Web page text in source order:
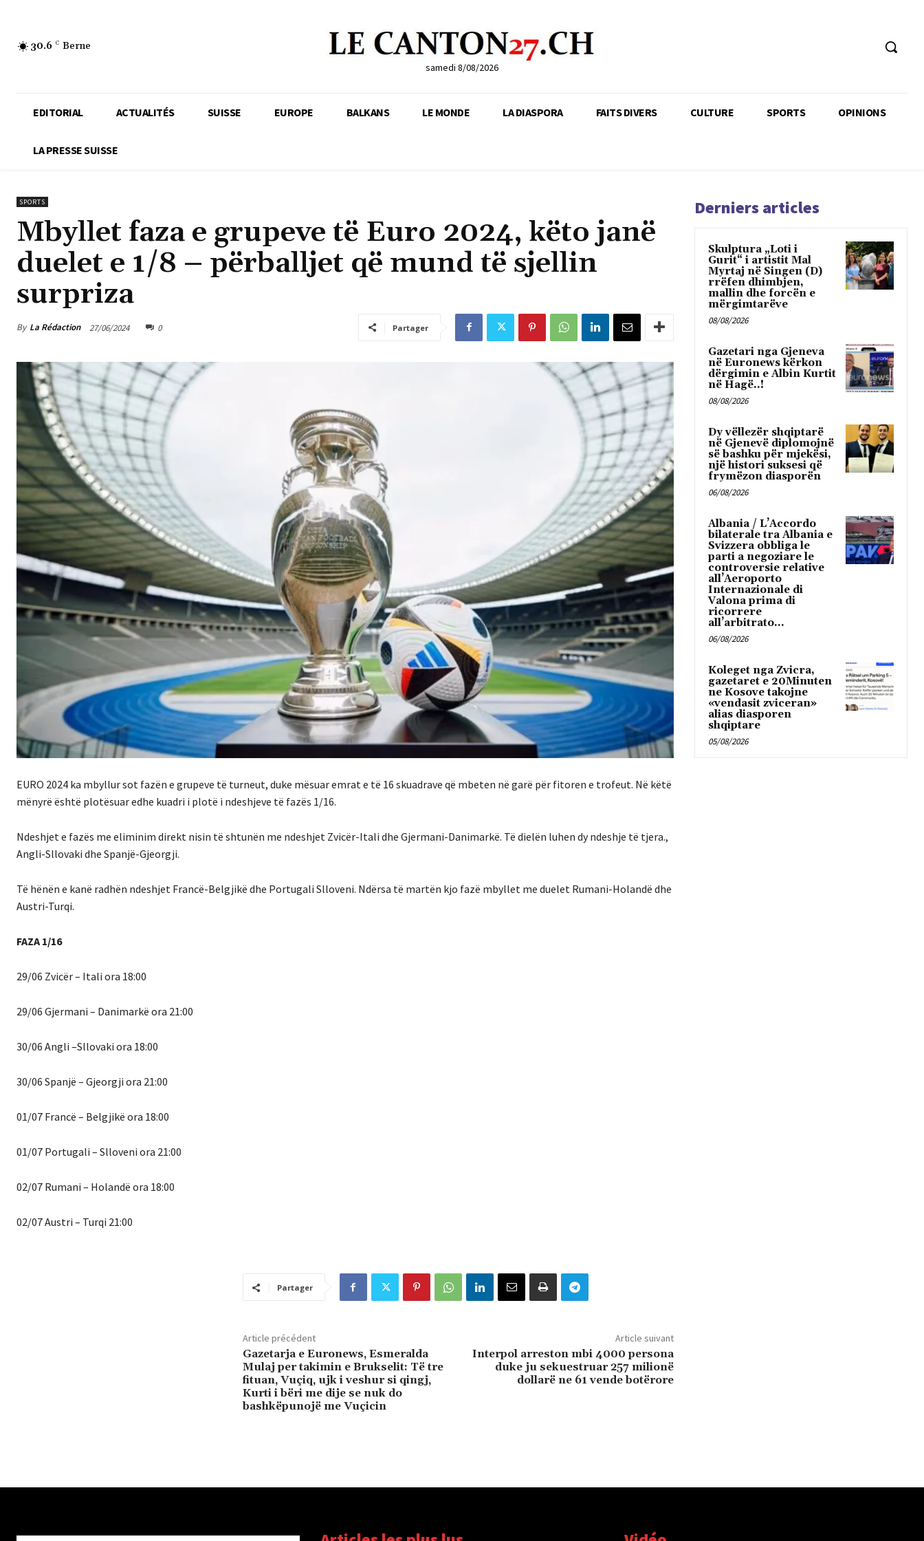
30.6 C Berne
samedi 8/08/2026
EDITORIAL ACTUALITÉS SUISSE EUROPE BALKANS LE MONDE LA DIASPORA FAITS DIVERS CULTURE SPORTS OPINIONS
LA PRESSE SUISSE
SPORTS
Mbyllet faza e grupeve të Euro 2024, këto janë
duelet e 1/8 – përballjet që mund të sjellin
surpriza
By La Rédaction 27/06/2024 0 Partager
EURO 2024 ka mbyllur sot fazën e grupeve të turneut, duke mësuar emrat e të 16 skuadrave që mbeten në garë për fitoren e trofeut. Në këtë
mënyrë është plotësuar edhe kuadri i plotë i ndeshjeve të fazës 1/16.
Ndeshjet e fazës me eliminim direkt nisin të shtunën me ndeshjet Zvicër-Itali dhe Gjermani-Danimarkë. Të dielën luhen dy ndeshje të tjera.,
Angli-Sllovaki dhe Spanjë-Gjeorgji.
Të hënën e kanë radhën ndeshjet Francë-Belgjikë dhe Portugali Slloveni. Ndërsa të martën kjo fazë mbyllet me duelet Rumani-Holandë dhe
Austri-Turqi.
FAZA 1/16
29/06 Zvicër – Itali ora 18:00
29/06 Gjermani – Danimarkë ora 21:00
30/06 Angli –Sllovaki ora 18:00
30/06 Spanjë – Gjeorgji ora 21:00
01/07 Francë – Belgjikë ora 18:00
01/07 Portugali – Slloveni ora 21:00
02/07 Rumani – Holandë ora 18:00
02/07 Austri – Turqi 21:00
Partager
Article précédent
Gazetarja e Euronews, Esmeralda
Mulaj per takimin e Brukselit: Të tre
fituan, Vuçiq, ujk i veshur si qingj,
Kurti i bëri me dije se nuk do
bashkëpunojë me Vuçicin
Article suivant
Interpol arreston mbi 4000 persona
duke ju sekuestruar 257 milionë
dollarë ne 61 vende botërore
Derniers articles
Skulptura „Loti i
Gurit“ i artistit Mal
Myrtaj në Singen (D)
rrëfen dhimbjen,
mallin dhe forcën e
mërgimtarëve
08/08/2026
Gazetari nga Gjeneva
në Euronews kërkon
dërgimin e Albin Kurtit
në Hagë..!
08/08/2026
Dy vëllezër shqiptarë
në Gjenevë diplomojnë
së bashku për mjekësi,
një histori suksesi që
frymëzon diasporën
06/08/2026
Albania / L’Accordo
bilaterale tra Albania e
Svizzera obbliga le
parti a negoziare le
controversie relative
all’Aeroporto
Internazionale di
Valona prima di
ricorrere
all’arbitrato...
06/08/2026
Koleget nga Zvicra,
gazetaret e 20Minuten
ne Kosove takojne
«vendasit zviceran»
alias diasporen
shqiptare
05/08/2026